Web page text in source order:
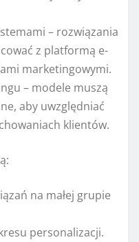
– rozwiązania
z platformą e-
marketingowymi.
– modele muszą
aby uwzględniać
klientów.
na małej grupie
personalizacji.